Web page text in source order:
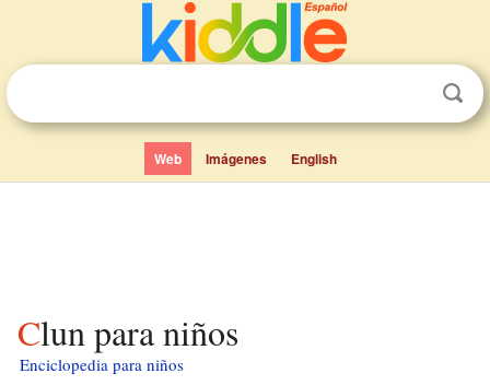
Web Imágenes English
Clun para niños
Enciclopedia para niños